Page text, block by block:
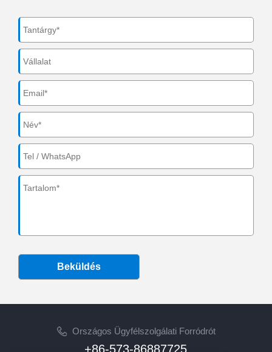
Beküldés
Országos Ügyfélszolgálati Forródrót
+86-573-86887725